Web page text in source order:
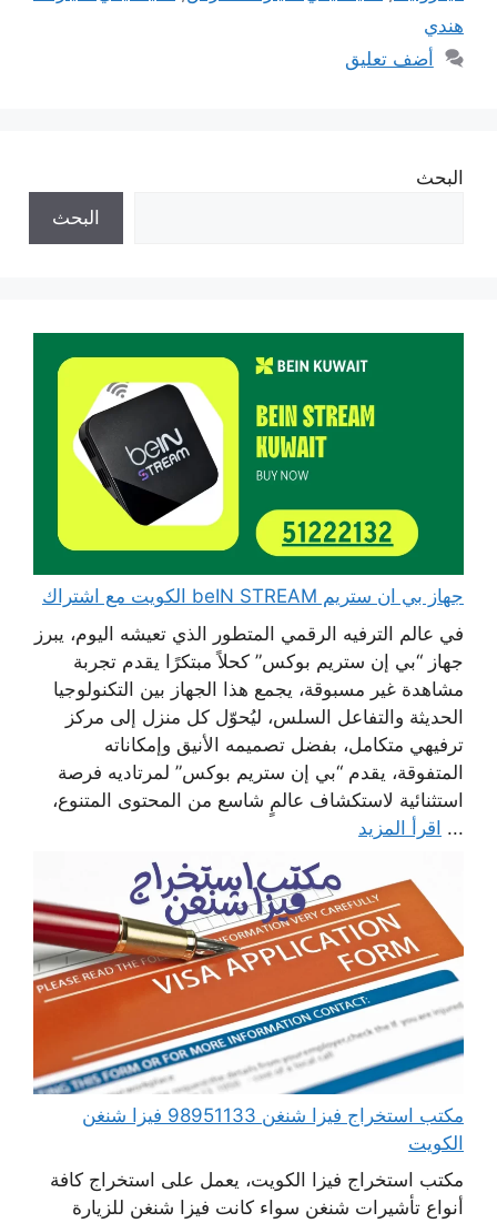
هندي
أضف تعليق
البحث
البحث
جهاز بي ان ستريم beIN STREAM الكويت مع اشتراك
في عالم الترفيه الرقمي المتطور الذي تعيشه اليوم، يبرز
جهاز “بي إن ستريم بوكس” كحلاً مبتكرًا يقدم تجربة
مشاهدة غير مسبوقة، يجمع هذا الجهاز بين التكنولوجيا
الحديثة والتفاعل السلس، ليُحوّل كل منزل إلى مركز
ترفيهي متكامل، بفضل تصميمه الأنيق وإمكاناته
المتفوقة، يقدم “بي إن ستريم بوكس” لمرتاديه فرصة
استثنائية لاستكشاف عالمٍ شاسع من المحتوى المتنوع،
... اقرأ المزيد
مكتب استخراج فيزا شنغن 98951133 فيزا شنغن
الكويت
مكتب استخراج فيزا الكويت، يعمل على استخراج كافة
أنواع تأشيرات شنغن سواء كانت فيزا شنغن للزيارة